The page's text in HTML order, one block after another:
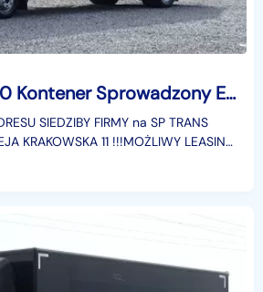
MAN TGL 12.220 Kontener Sprowadzony Euro 6 Przebieg Udokumentowany, Winda, Kontener, Blokada Mostu, DMC 11990
SIEDZIBY FIRMY na SP TRANS
KRAKOWSKA 11 !!!MOŻLIWY LEASING
NA OKRES 5 LAT- OPŁATA